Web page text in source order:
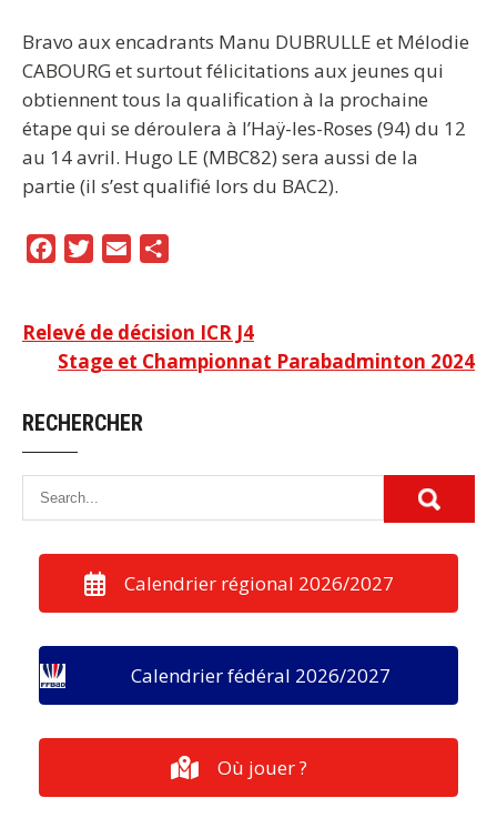
Bravo aux encadrants Manu DUBRULLE et Mélodie
CABOURG et surtout félicitations aux jeunes qui
obtiennent tous la qualification à la prochaine
étape qui se déroulera à l’Haÿ-les-Roses (94) du 12
au 14 avril. Hugo LE (MBC82) sera aussi de la
partie (il s’est qualifié lors du BAC2).
e
b
o
k
t
t
r
i
l
t
a
Navigation
l’article
Relevé de décision ICR J4
Stage et Championnat Parabadminton 2024
RECHERCHER
Calendrier régional 2026/2027
Calendrier fédéral 2026/2027
Où jouer ?